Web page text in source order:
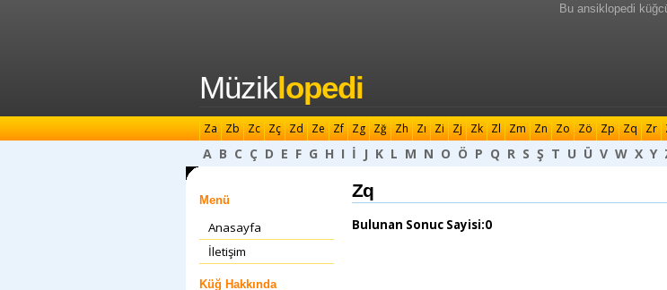
Bu ansiklopedi
Müziklopedi
Za Zb Zc Zç Zd Ze Zf Zg Zğ Zh Zı Zi Zj Zk Zl Zm Zn Zo Zö Zp Zq Zr
A B C Ç D E F G H I İ J K L M N O Ö P Q R S Ş T U Ü V W X Y
Menü
Anasayfa
İletişim
Küğ Hakkında
Zq
Bulunan Sonuc Sayisi:0